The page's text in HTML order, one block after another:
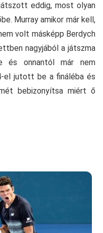
eddig, most olyan
Murray amikor már kell,
volt másképp Berdych
nagyjából a játszma
és onnantól már nem
el jutott be a fináléba és
bebizonyítsa miért ő